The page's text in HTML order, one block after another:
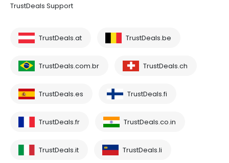
TrustDeals Support
TrustDeals.at TrustDeals.be
TrustDeals.com.br TrustDeals.ch
TrustDeals.es TrustDeals.fi
TrustDeals.fr TrustDeals.co.in
TrustDeals.it TrustDeals.li